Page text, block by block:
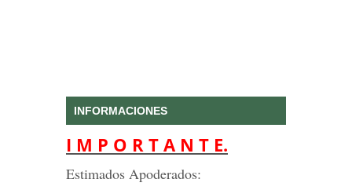
INFORMACIONES
I M P O R T A N T E.
Estimados Apoderados: